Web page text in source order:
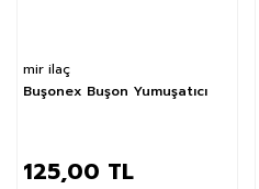
mir ilaç
Buşonex Buşon Yumuşatıcı
125,00 TL